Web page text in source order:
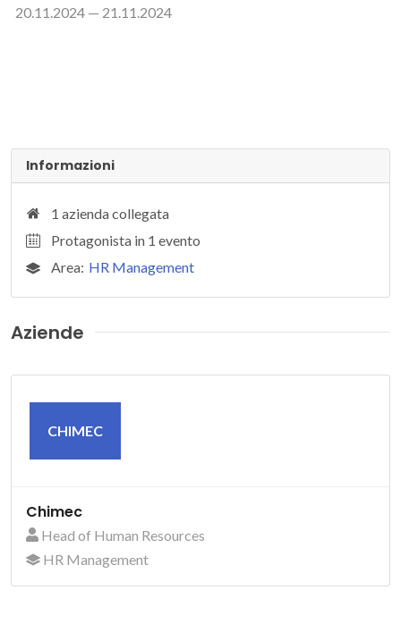
20.11.2024 — 21.11.2024
Informazioni
1 azienda collegata
Protagonista in 1 evento
Area: HR Management
Aziende
CHIMEC
Chimec
Head of Human Resources
HR Management